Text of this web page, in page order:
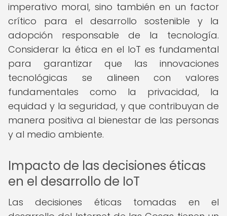
imperativo moral, sino también en un factor
crítico para el desarrollo sostenible y la
adopción responsable de la tecnología.
Considerar la ética en el IoT es fundamental
para garantizar que las innovaciones
tecnológicas se alineen con valores
fundamentales como la privacidad, la
equidad y la seguridad, y que contribuyan de
manera positiva al bienestar de las personas
y al medio ambiente.
Impacto de las decisiones éticas
en el desarrollo de IoT
Las decisiones éticas tomadas en el